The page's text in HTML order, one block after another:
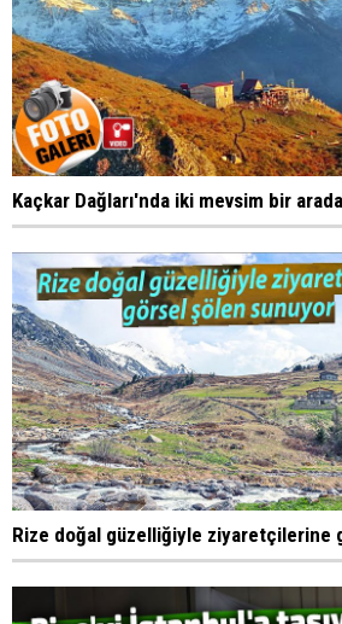
Kaçkar Dağları'nda iki mevsim bir
Rize doğal güzelliğiyle ziyaretçilerine